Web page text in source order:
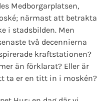
Medborgarplatsen,
närmast att betrakta
i stadsbilden. Men
två decennierna
kraftstationen?
än förklarat? Eller är
ta er en titt in i moskén?